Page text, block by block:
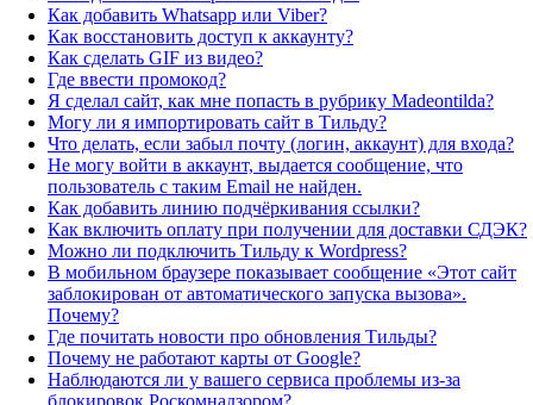
Как добавить Whatsapp или Viber?
Как восстановить доступ к аккаунту?
Как сделать GIF из видео?
Где ввести промокод?
Я сделал сайт, как мне попасть в рубрику Madeontilda?
Могу ли я импортировать сайт в Тильду?
Что делать, если забыл почту (логин, аккаунт) для входа?
Не могу войти в аккаунт, выдается сообщение, что
пользователь с таким Email не найден.
Как добавить линию подчёркивания ссылки?
Как включить оплату при получении для доставки СДЭК?
Можно ли подключить Тильду к Wordpress?
В мобильном браузере показывает сообщение «Этот сайт
заблокирован от автоматического запуска вызова».
Почему?
Где почитать новости про обновления Тильды?
Почему не работают карты от Google?
Наблюдаются ли у вашего сервиса проблемы из-за
блокировок Роскомнадзором?